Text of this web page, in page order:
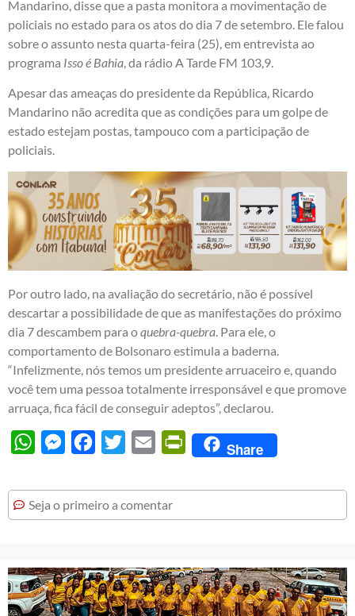
Mandarino, disse que a pasta monitora a movimentação de
policiais no estado para os atos do dia 7 de setembro. Ele falou
sobre o assunto nesta quarta-feira (25), em entrevista ao
programa Isso é Bahia, da rádio A Tarde FM 103,9.
Apesar das ameaças do presidente da República, Ricardo
Mandarino não acredita que as condições para um golpe de
estado estejam postas, tampouco com a participação de
policiais.
Por outro lado, na avaliação do secretário, não é possível
descartar a possibilidade de que as manifestações do próximo
dia 7 descambem para oquebra-quebra . Para ele, o
comportamento de Bolsonaro estimula a baderna.
“Infelizmente, nós temos um presidente arruaceiro e, quando
você tem uma pessoa totalmente irresponsável e que promove
arruaça, fica fácil de conseguir adeptos”, declarou.
WhatsAppMessengerFacebook
Twitter Email PrintFriendly
Share
Seja o primeiro a comentar